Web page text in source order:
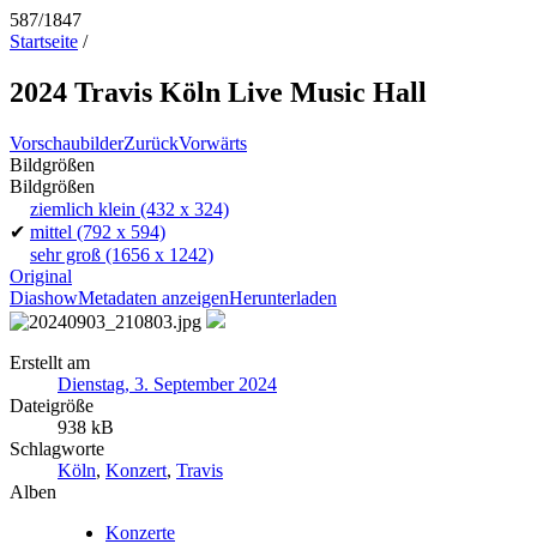
587/1847
Startseite /
2024 Travis Köln Live Music Hall
VorschaubilderZurückVorwärts
Bildgrößen
Bildgrößen
ziemlich klein (432 x 324)
✔ mittel (792 x 594)
sehr groß (1656 x 1242)
Original
DiashowMetadaten anzeigenHerunterladen
Erstellt am
Dienstag, 3. September 2024
Dateigröße
938 kB
Schlagworte
Köln, Konzert, Travis
Alben
Konzerte